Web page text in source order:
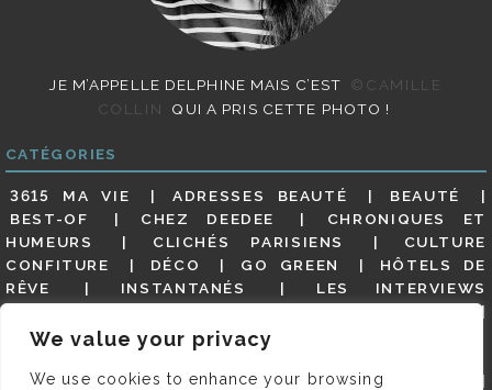
We value your privacy
We use cookies to enhance your browsing
JE M’APPELLE DELPHINE MAIS C’EST
©CAMILLE
COLLIN
QUI A PRIS CETTE PHOTO !
CATÉGORIES
3615 MA VIE ADRESSES BEAUTÉ
BEAUTÉ
BEST-OF
CHEZ DEEDEE
CHRONIQUES ET
HUMEURS
CLICHÉS PARISIENS
CULTURE
CONFITURE
DÉCO GO GREEN
HÔTELS DE
RÊVE
INSTANTANÉS
LES INTERVIEWS
MES ADRESSES
MODE NON CLASSÉ
GUIDE
PARIS EN PHOTOS RESTAURANTS